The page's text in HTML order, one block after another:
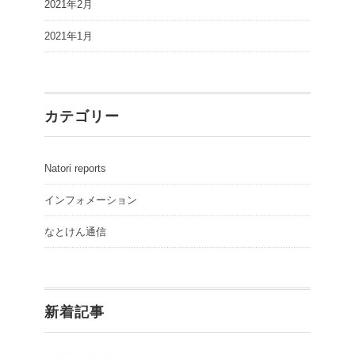
2021年2月
2021年1月
カテゴリー
Natori reports
インフォメーション
なとけん通信
新着記事